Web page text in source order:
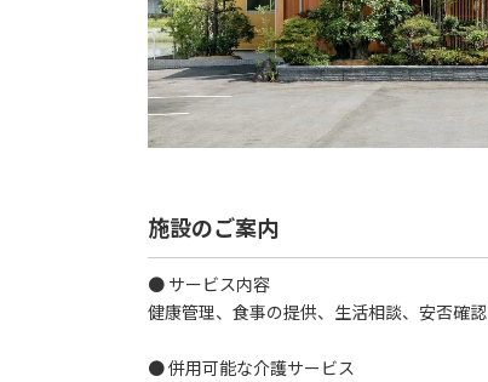
施設のご案内
● サービス内容
健康管理、食事の提供、生活相談、安否確認
● 併用可能な介護サービス